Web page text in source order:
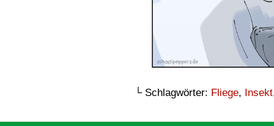
└ Schlagwörter: Fliege, Insekt